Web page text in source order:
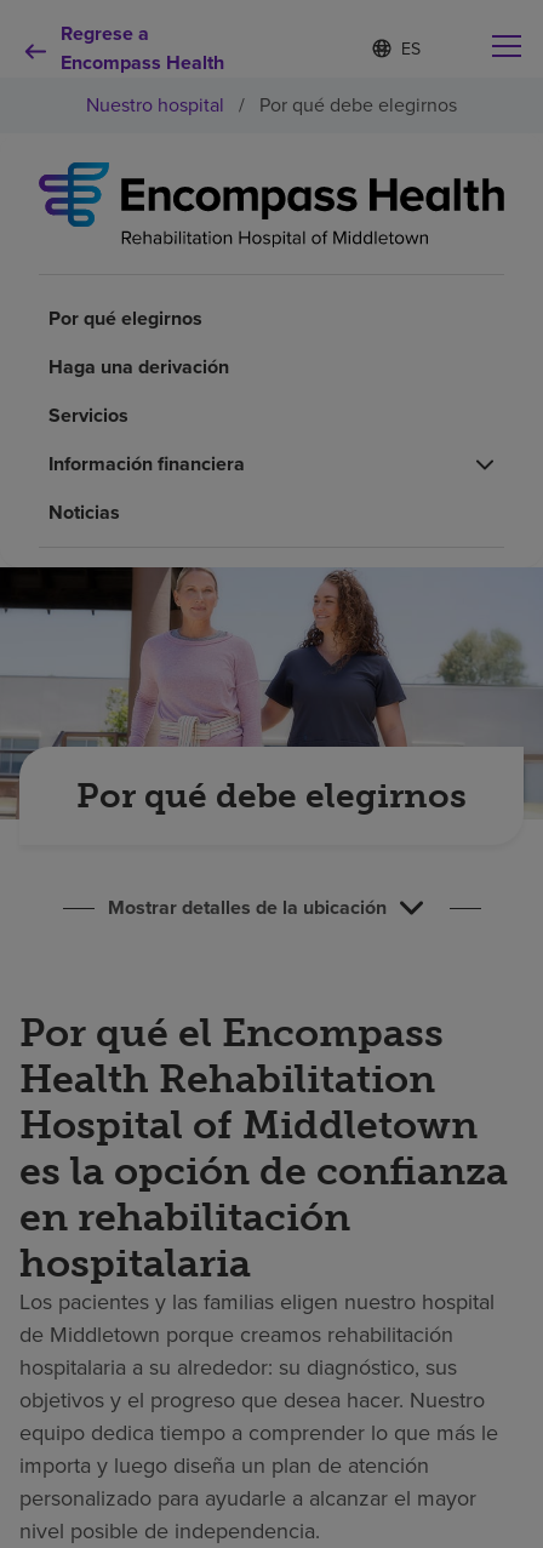
Regrese a
Encompass Health
Lista
de
idiomas
contraída
d
o
s
e
e
Por qué debe elegirnos
Recursos de salud
Pagar mi factura
Nuestro hospital / Por qué debe elegirnos
Por qué elegirnos
Haga una derivación
Servicios
Información financiera
Noticias
Por qué debe elegirnos
Mostrar detalles de la ubicación
Por qué el Encompass
Health Rehabilitation
Hospital of Middletown
es la opción de confianza
en rehabilitación
hospitalaria
Los pacientes y las familias eligen nuestro hospital
de Middletown porque creamos rehabilitación
hospitalaria a su alrededor: su diagnóstico, sus
objetivos y el progreso que desea hacer. Nuestro
equipo dedica tiempo a comprender lo que más le
importa y luego diseña un plan de atención
personalizado para ayudarle a alcanzar el mayor
nivel posible de independencia.